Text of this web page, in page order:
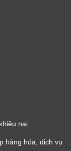
nại
hàng hóa, dịch vụ